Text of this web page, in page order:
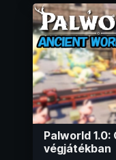
Palworld
végjátékban